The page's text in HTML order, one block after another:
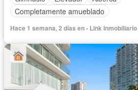
Completamente amueblado
Hace 1 semana, 2 días en - Link